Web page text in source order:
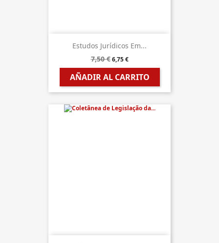
Estudos Jurídicos Em...
7,50 € 6,75 €
AÑADIR AL CARRITO